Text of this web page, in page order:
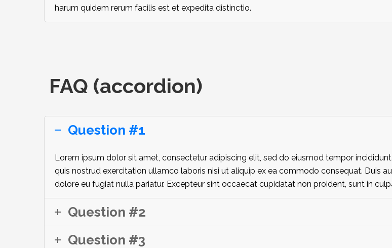
harum quidem rerum facilis est et expedita distinctio.
FAQ (accordion)
Question #1
Lorem ipsum dolor sit amet, consectetur adipiscing elit, sed do eiusmod tempor
quis nostrud exercitation ullamco laboris nisi ut aliquip ex ea commodo consequat. Duis
dolore eu fugiat nulla pariatur. Excepteur sint occaecat cupidatat non proident, sunt in
Question #2
Question #3